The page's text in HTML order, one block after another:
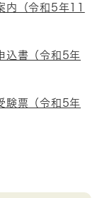
内（令和5年11
込書（令和5年
験票（令和5年